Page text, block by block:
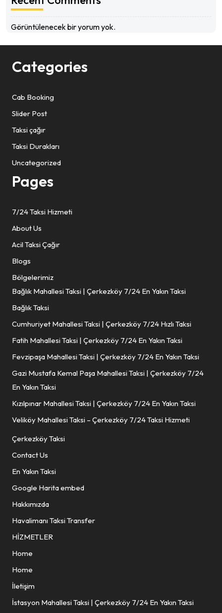
Görüntülenecek bir yorum yok.
Categories
Cab Booking
Slider Post
Taksi çağır
Taksi Durakları
Uncategorized
Pages
7/24 Taksi Hizmeti
About Us
Acil Taksi Çağır
Blogs
Bölgelerimiz
Bağlık Mahallesi Taksi | Çerkezköy 7/24 En Yakın Taksi
Bağlık Taksi
Cumhuriyet Mahallesi Taksi | Çerkezköy 7/24 Hızlı Taksi
Fatih Mahallesi Taksi | Çerkezköy 7/24 En Yakın Taksi
Fevzipaşa Mahallesi Taksi | Çerkezköy 7/24 En Yakın Taksi
Gazi Mustafa Kemal Paşa Mahallesi Taksi | Çerkezköy 7/24
En Yakın Taksi
Kızılpınar Mahallesi Taksi | Çerkezköy 7/24 En Yakın Taksi
Veliköy Mahallesi Taksi – Çerkezköy 7/24 Taksi Hizmeti
Çerkezköy Taksi
Contact Us
En Yakın Taksi
Google Harita embed
Hakkımızda
Havalimanı Taksi Transfer
HİZMETLER
Home
Home
İletişim
İstasyon Mahallesi Taksi | Çerkezköy 7/24 En Yakın Taksi